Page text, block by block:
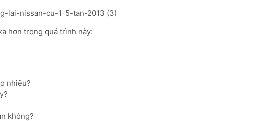
hơn trong quá trình này:
nhiêu?
không?